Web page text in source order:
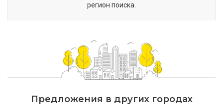
регион поиска.
Предложения в других городах